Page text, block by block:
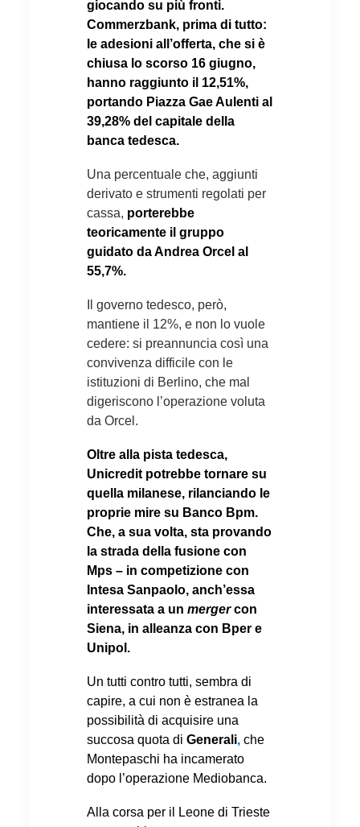
giocando su più fronti.
Commerzbank, prima di tutto:
le adesioni all’offerta, che si è
chiusa lo scorso 16 giugno,
hanno raggiunto il 12,51%,
portando Piazza Gae Aulenti al
39,28% del capitale della
banca tedesca.
Una percentuale che, aggiunti
derivato e strumenti regolati per
cassa, porterebbe
teoricamente il gruppo
guidato da Andrea Orcel al
55,7%.
Il governo tedesco, però,
mantiene il 12%, e non lo vuole
cedere: si preannuncia così una
convivenza difficile con le
istituzioni di Berlino, che mal
digeriscono l’operazione voluta
da Orcel.
Oltre alla pista tedesca,
Unicredit potrebbe tornare su
quella milanese, rilanciando le
proprie mire su Banco Bpm.
Che, a sua volta, sta provando
la strada della fusione con
Mps – in competizione con
Intesa Sanpaolo, anch’essa
interessata a un mergercon
Siena, in alleanza con Bper e
Unipol.
Un tutti contro tutti, sembra di
capire, a cui non è estranea la
possibilità di acquisire una
succosa quota di Generali, che
Montepaschi ha incamerato
dopo l’operazione Mediobanca.
Alla corsa per il Leone di Trieste